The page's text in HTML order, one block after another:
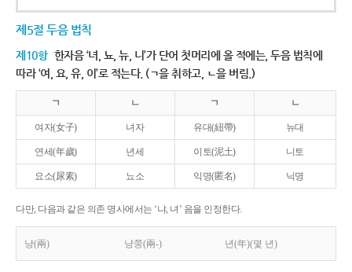
제5절 두음 법칙
제10항 한자음 ‘녀, 뇨, 뉴, 니’가 단어 첫머리에 올 적에는, 두음 법칙에
따라 ‘여, 요, 유, 이’로 적는다. (ㄱ을 취하고, ㄴ을 버림.)
ㄱ ㄴ ㄱ ㄴ
여자(女子) 녀자 유대(紐帶) 뉴대
연세(年歲) 년세 이토(泥土) 니토
요소(尿素) 뇨소 익명(匿名) 닉명
다만, 다음과 같은 의존 명사에서는 ‘냐, 녀’ 음을 인정한다.
냥(兩) 냥쭝(兩-) 년(年)(몇 년)